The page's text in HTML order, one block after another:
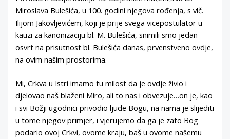
Miroslava Bulešića, u 100. godini njegova rođenja, s vlč.
Ilijom Jakovljevićem, koji je prije svega vicepostulator u
kauzi za kanonizaciju bl. M. Bulešića, snimili smo jedan
osvrt na prisutnost bl. Bulešića danas, prvenstveno ovdje,
na ovim našim prostorima.
Mi, Crkva u Istri imamo tu milost da je ovdje živio i
djelovao naš blaženi Miro, ali to nas i obvezuje…on je, kao
i svi Božji ugodnici privodio ljude Bogu, na nama je slijediti
u tome njegov primjer, i vjerujemo da ga je zato Bog
podario ovoj Crkvi, ovome kraju, baš u ovome našemu